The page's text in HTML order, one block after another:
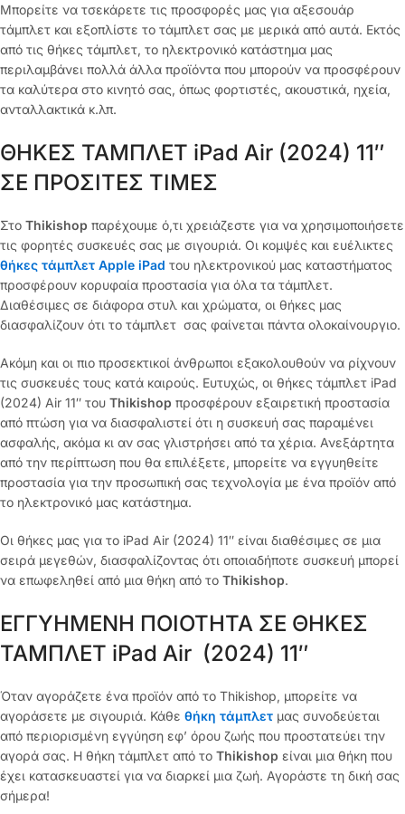
Μπορείτε να τσεκάρετε τις προσφορές μας για αξεσουάρ
τάμπλετ και εξοπλίστε το τάμπλετ σας με μερικά από αυτά. Εκτός
από τις θήκες τάμπλετ, το ηλεκτρονικό κατάστημα μας
περιλαμβάνει πολλά άλλα προϊόντα που μπορούν να προσφέρουν
τα καλύτερα στο κινητό σας, όπως φορτιστές, ακουστικά, ηχεία,
ανταλλακτικά κ.λπ.
ΘΗΚΕΣ ΤΑΜΠΛΕΤ iPad Air (2024) 11″
ΣΕ ΠΡΟΣΙΤΕΣ ΤΙΜΕΣ
Στο Thikishop παρέχουμε ό,τι χρειάζεστε για να χρησιμοποιήσετε
τις φορητές συσκευές σας με σιγουριά. Οι κομψές και ευέλικτες
θήκες τάμπλετ Apple iPad του ηλεκτρονικού μας καταστήματος
προσφέρουν κορυφαία προστασία για όλα τα τάμπλετ.
Διαθέσιμες σε διάφορα στυλ και χρώματα, οι θήκες μας
διασφαλίζουν ότι το τάμπλετ σας φαίνεται πάντα ολοκαίνουργιο.
Ακόμη και οι πιο προσεκτικοί άνθρωποι εξακολουθούν να ρίχνουν
τις συσκευές τους κατά καιρούς. Ευτυχώς, οι θήκες τάμπλετ iPad
(2024) Air 11″ του Thikishop προσφέρουν εξαιρετική προστασία
από πτώση για να διασφαλιστεί ότι η συσκευή σας παραμένει
ασφαλής, ακόμα κι αν σας γλιστρήσει από τα χέρια. Ανεξάρτητα
από την περίπτωση που θα επιλέξετε, μπορείτε να εγγυηθείτε
προστασία για την προσωπική σας τεχνολογία με ένα προϊόν από
το ηλεκτρονικό μας κατάστημα.
Οι θήκες μας για το iPad Air (2024) 11″ είναι διαθέσιμες σε μια
σειρά μεγεθών, διασφαλίζοντας ότι οποιαδήποτε συσκευή μπορεί
να επωφεληθεί από μια θήκη από το Thikishop.
ΕΓΓΥΗΜΕΝΗ ΠΟΙΟΤΗΤΑ ΣΕ ΘΗΚΕΣ
ΤΑΜΠΛΕΤ iPad Air (2024) 11″
Όταν αγοράζετε ένα προϊόν από το Thikishop, μπορείτε να
αγοράσετε με σιγουριά. Κάθε θήκη τάμπλετ μας συνοδεύεται
από περιορισμένη εγγύηση εφ’ όρου ζωής που προστατεύει την
αγορά σας. Η θήκη τάμπλετ από το Thikishop είναι μια θήκη που
έχει κατασκευαστεί για να διαρκεί μια ζωή. Αγοράστε τη δική σας
σήμερα!